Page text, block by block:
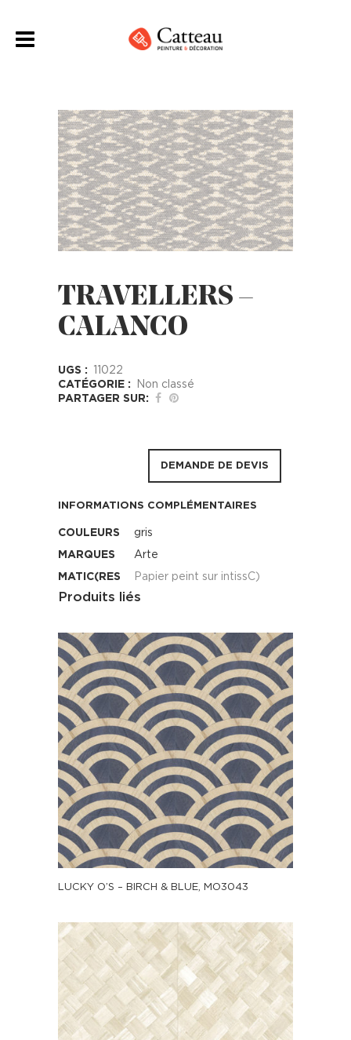
TRAVELLERS –
CALANCO
UGS :
11022
CATÉGORIE :
Non classé
PARTAGER SUR:
DEMANDE DE DEVIS
INFORMATIONS COMPLÉMENTAIRES
COULEURS
gris
MARQUES
Arte
MATIC(RES
Papier peint sur intissC)
Produits liés
LUCKY O’S – BIRCH & BLUE, MO3043